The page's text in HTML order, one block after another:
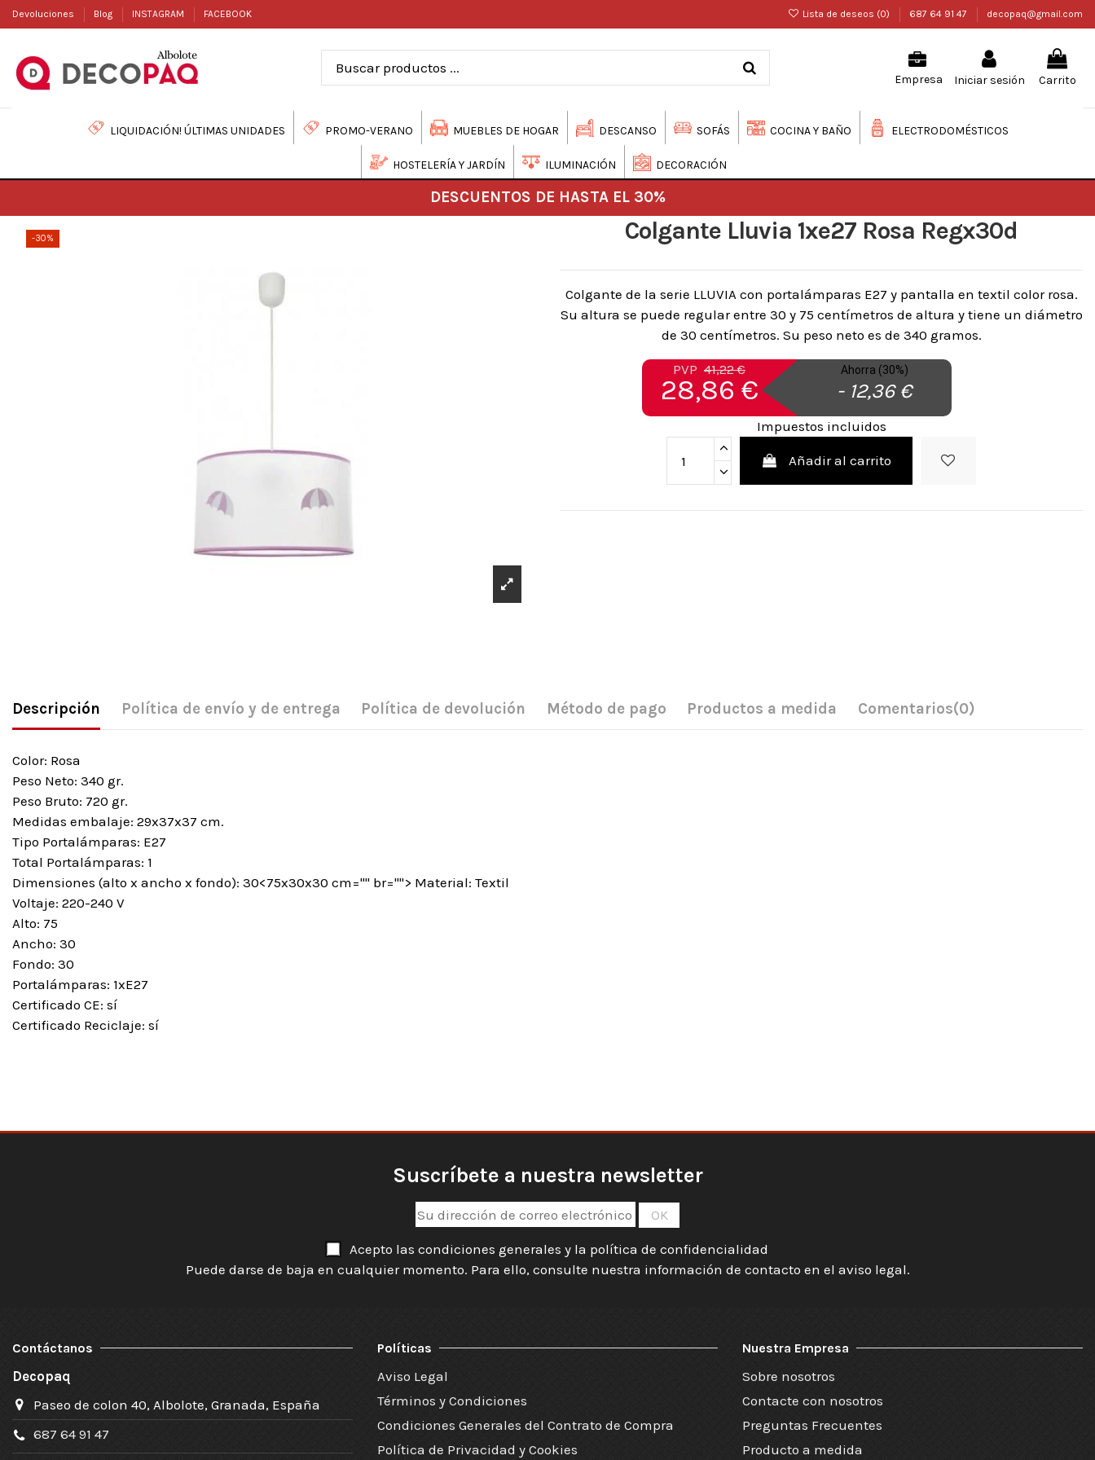
Devoluciones Blog INSTAGRAM FACEBOOK Lista de deseos (0) 687 64 91 47 decopaq@gmail.com
Empresa Iniciar sesión Carrito
LIQUIDACIÓN! ÚLTIMAS UNIDADES PROMO-VERANO MUEBLES DE HOGAR DESCANSO SOFÁS COCINA Y BAÑO ELECTRODOMÉSTICOS
HOSTELERÍA Y JARDÍN ILUMINACIÓN DECORACIÓN
DESCUENTOS DE HASTA EL 30%
-30% Colgante Lluvia 1xe27 Rosa Regx30d
Colgante de la serie LLUVIA con portalámparas E27 y pantalla en textil color rosa.
Su altura se puede regular entre 30 y 75 centímetros de altura y tiene un diámetro
de 30 centímetros. Su peso neto es de 340 gramos.
PVP 41,22 €
28,86 €
Ahorra (30%)
- 12,36 €
Impuestos incluidos
Añadir al carrito
Descripción Política de envío y de entrega Política de devolución Método de pago Productos a medida Comentarios(0)
Color: Rosa
Peso Neto: 340 gr.
Peso Bruto: 720 gr.
Medidas embalaje: 29x37x37 cm.
Tipo Portalámparas: E27
Total Portalámparas: 1
Dimensiones (alto x ancho x fondo): 30<75x30x30 cm="" br=""> Material: Textil
Voltaje: 220-240 V
Alto: 75
Ancho: 30
Fondo: 30
Portalámparas: 1xE27
Certificado CE: sí
Certificado Reciclaje: sí
Suscríbete a nuestra newsletter
Acepto las condiciones generales y la política de confidencialidad
Puede darse de baja en cualquier momento. Para ello, consulte nuestra información de contacto en el aviso legal.
Contáctanos
Decopaq
Paseo de colon 40, Albolote, Granada, España
687 64 91 47
Políticas
Aviso Legal
Términos y Condiciones
Condiciones Generales del Contrato de Compra
Política de Privacidad y Cookies
Nuestra Empresa
Sobre nosotros
Contacte con nosotros
Preguntas Frecuentes
Producto a medida